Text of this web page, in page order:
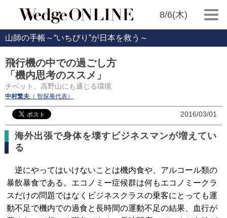
8/6(木)
山師の手帳～“いちびり”が日本を救う～
飛行機の中での過ごし方
「機内思考のススメ」
チベット、高野山にも通じる環境
中村繁夫 （ 智探庵代表）
2016/03/01
海外出張で身体を壊すビジネスマンが増えてい
る
逆にやってはいけないことは機内食や、アルコール類の
暴飲暴食である。エコノミー症候群は何もエコノミークラ
スだけの問題ではなくビジネスクラスの乗客にとっても運
動不足で機内での過食と長時間の運動不足の結果、血行が